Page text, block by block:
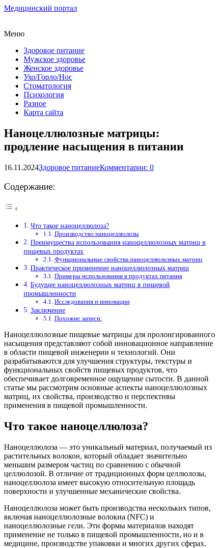
Медицинский портал
Меню
Здоровое питание
Мужское здоровье
Женское здоровье
Ухо/Горло/Нос
Стоматология
Психология
Разное
Карта сайта
Наноцеллюлозные матрицы:
продление насыщения в питании
16.11.2024Здоровое питаниеКомментарии: 0
Содержание:
Что такое наноцеллюлоза?
Производство наноцеллюлозы
Преимущества использования наноцеллюлозных матриц в
пищевых продуктах
Функциональные свойства наноцеллюлозных матриц
Практическое применение наноцеллюлозных матриц
Примеры использования в продуктах питания
Будущее наноцеллюлозных матриц в пищевой
промышленности
Исследования и инновации
Заключение
Похожие записи:
Наноцеллюлозные пищевые матрицы для пролонгированного
насыщения представляют собой инновационное направление
в области пищевой инженерии и технологий. Они
разрабатываются для улучшения структуры, текстуры и
функциональных свойств пищевых продуктов, что
обеспечивает долговременное ощущение сытости. В данной
статье мы рассмотрим основные аспекты наноцеллюлозных
матриц, их свойства, производство и перспективы
применения в пищевой промышленности.
Что такое наноцеллюлоза?
Наноцеллюлоза — это уникальный материал, получаемый из
растительных волокон, который обладает значительно
меньшим размером частиц по сравнению с обычной
целлюлозой. В отличие от традиционных форм целлюлозы,
наноцеллюлоза имеет высокую относительную площадь
поверхности и улучшенные механические свойства.
Наноцеллюлоза может быть производства нескольких типов,
включая наноцеллюлозные волокна (NFC) и
наноцеллюлозные гели. Эти формы материалов находят
применение не только в пищевой промышленности, но и в
медицине, производстве упаковки и многих других сферах.